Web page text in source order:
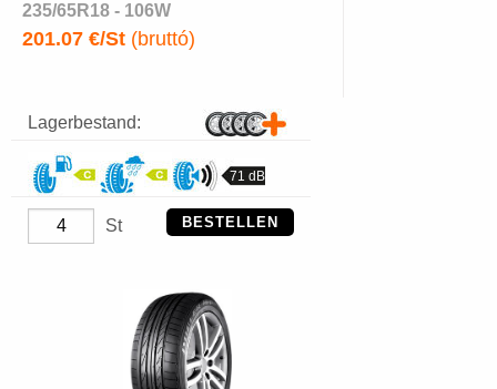
235/65R18 - 106W
201.07 €/St (bruttó)
Lagerbestand:
71 dB
St BESTELLEN